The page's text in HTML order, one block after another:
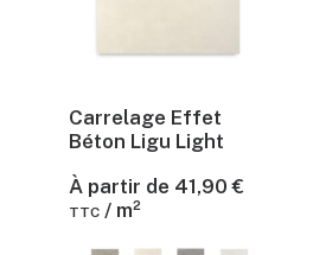
Carrelage Effet
Béton Ligu Light
À partir de 41,90€
TTC / m²